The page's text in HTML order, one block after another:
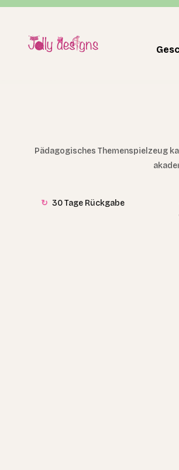
Zum Inhalt springen
Jolly Designs
Pädagogisches Themenspielzeug
↻ 30 Tage Rückgabe